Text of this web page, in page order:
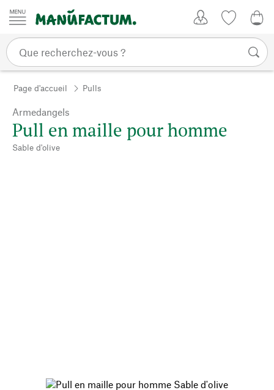
Passer au contenu
Page d'accueil Pulls
Armedangels
Pull en maille pour homme
Sable d'olive